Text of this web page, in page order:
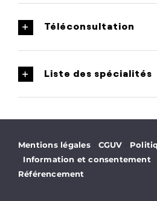
Téléconsultation
Liste des spécialités
Mentions légales CGUV
Information et consentement
Référencement